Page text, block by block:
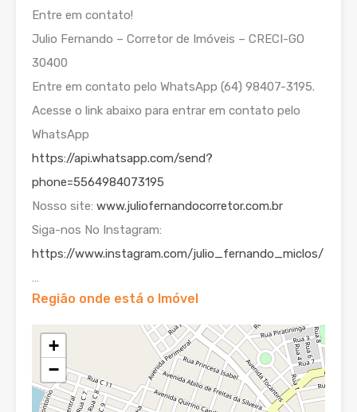
Entre em contato!
Julio Fernando – Corretor de Imóveis – CRECI-GO
30400
Entre em contato pelo WhatsApp (64) 98407-3195.
Acesse o link abaixo para entrar em contato pelo
WhatsApp
https://api.whatsapp.com/send?
phone=5564984073195
Nosso site: www.juliofernandocorretor.com.br
Siga-nos No Instagram:
https://www.instagram.com/julio_fernando_miclos/
…
Região onde está o Imóvel
+
−